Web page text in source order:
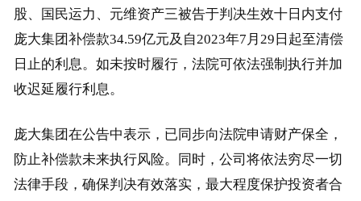
股、国民运力、元维资产三被告于判决生效十日内支付
庞大集团补偿款34.59亿元及自2023年7月29日起至清偿
日止的利息。如未按时履行，法院可依法强制执行并加
收迟延履行利息。
庞大集团在公告中表示，已同步向法院申请财产保全，
防止补偿款未来执行风险。同时，公司将依法穷尽一切
法律手段，确保判决有效落实，最大程度保护投资者合